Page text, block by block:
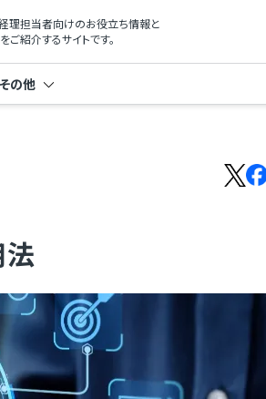
理担当者向けのお役立ち情報と
紹介するサイトです。
その他